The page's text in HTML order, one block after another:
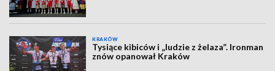
KRAKÓW
Tysiące kibiców i „ludzie z żelaza”. Ironman
znów opanował Kraków